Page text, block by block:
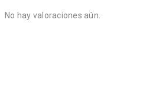
No hay valoraciones aún.